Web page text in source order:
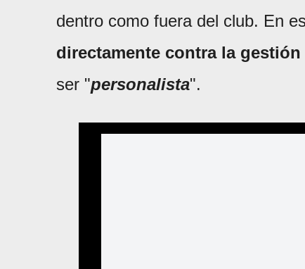
dentro como fuera del club. En
directamente contra la gestión
ser "personalista".